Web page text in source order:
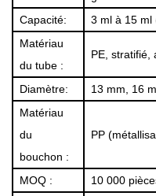
Capacité:
3 ml à 15 ml
Matériau
du tube :
PE, stratifié,
Diamètre:
13 mm, 16
Matériau
du
bouchon :
PP
MOQ : 10 000